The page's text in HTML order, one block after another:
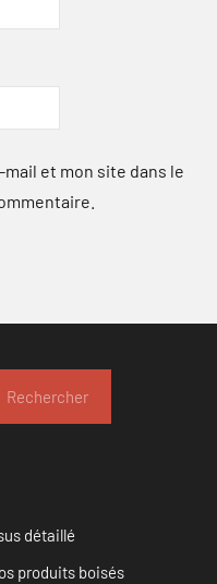
et mon site dans le
Rechercher
détaillé
produits boisés